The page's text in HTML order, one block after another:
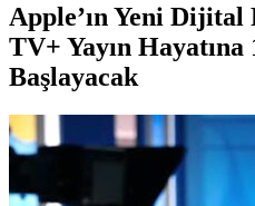
Apple’ın Yeni
TV+ Yayın Hayatına
Başlayacak